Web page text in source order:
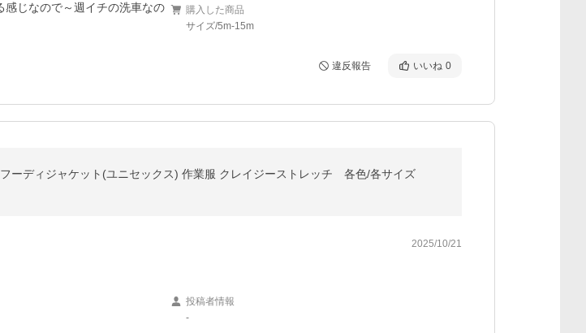
じなので～週イチの洗車なの
購入した商品
サイズ/5m-15m
違反報告 いいね 0
ーディジャケット(ユニセックス) 作業服 クレイジーストレッチ 各色/各サイズ
2025/10/21
投稿者情報
-